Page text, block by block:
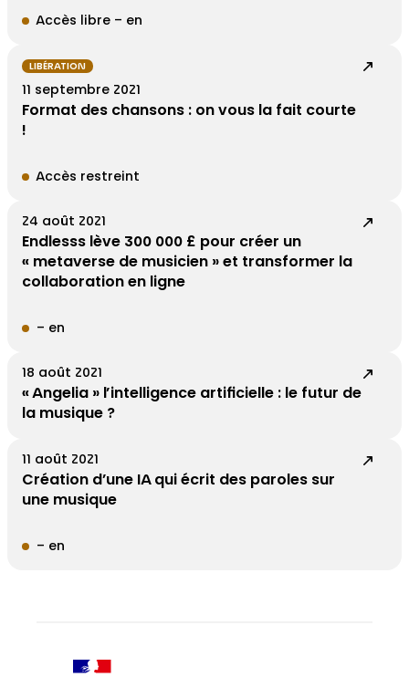
Accès libre – en
LIBÉRATION
11 septembre 2021
Format des chansons : on vous la fait courte
!
Accès restreint
24 août 2021
Endlesss lève 300 000 £ pour créer un
« metaverse de musicien » et transformer la
collaboration en ligne
– en
18 août 2021
« Angelia » l’intelligence artificielle : le futur de
la musique ?
11 août 2021
Création d’une IA qui écrit des paroles sur
une musique
– en